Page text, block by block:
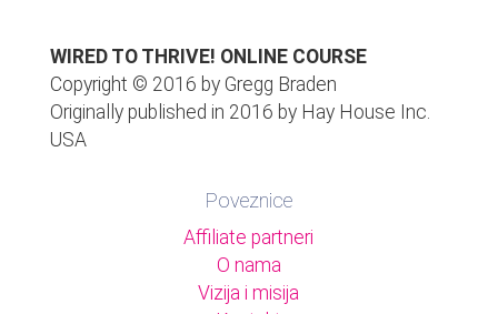
WIRED TO THRIVE! ONLINE COURSE
Copyright © 2016 by Gregg Braden
Originally published in 2016 by Hay House Inc.
USA
Poveznice
Affiliate partneri
O nama
Vizija i misija